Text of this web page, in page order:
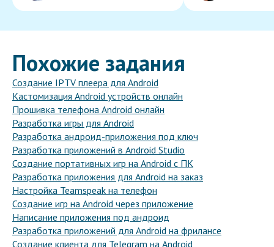
Похожие задания
Создание IPTV плеера для Android
Кастомизация Android устройств онлайн
Прошивка телефона Android онлайн
Разработка игры для Android
Разработка андроид-приложения под ключ
Разработка приложений в Android Studio
Создание портативных игр на Android с ПК
Разработка приложения для Android на заказ
Настройка Teamspeak на телефон
Создание игр на Android через приложение
Написание приложения под андроид
Разработка приложений для Android на фрилансе
Создание клиента для Telegram на Android